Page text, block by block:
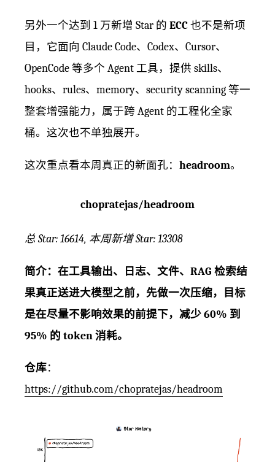
另外一个达到 1 万新增 Star 的 ECC 也不是新项
目，它面向 Claude Code、Codex、Cursor、
OpenCode 等多个 Agent 工具，提供 skills、
hooks、rules、memory、security scanning 等一
整套增强能力，属于跨 Agent 的工程化全家
桶。这次也不单独展开。
这次重点看本周真正的新面孔： headroom。
chopratejas/headroom
总 Star: 16614, 本周新增 Star: 13308
简介：在工具输出、日志、文件、RAG 检索结
果真正送进大模型之前，先做一次压缩，目标
是在尽量不影响效果的前提下，减少 60% 到
95% 的 token 消耗。
仓库：
https://github.com/chopratejas/headroom